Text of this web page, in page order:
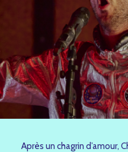
CALENDRIER
ARTISTES
INSTAGRAM
FACEBOOK
Après un chagrin d’amour,